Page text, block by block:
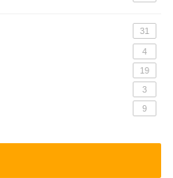
31
4
19
3
9